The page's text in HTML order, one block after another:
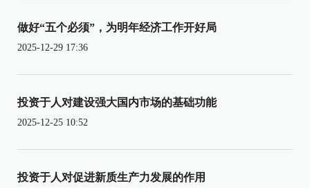
做好“五个必须”，为明年经济工作开好局
2025-12-29 17:36
投资于人对建设强大国内市场的基础功能
2025-12-25 10:52
投资于人对促进新质生产力发展的作用